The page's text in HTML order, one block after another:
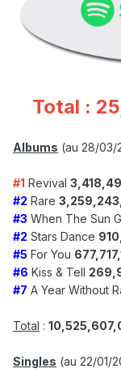
Total :
Albums (au 28/03/
#1 Revival
#2 Rare
#3 When The Sun
#2 Stars Dance
#5 For You
#6 Kiss & Tell
#7 A Year Without
Total :
Singles (au 22/01/